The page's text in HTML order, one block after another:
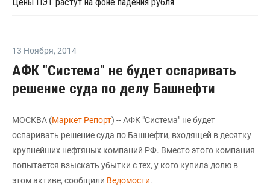
13 Ноября, 2014
АФК "Система" не будет оспаривать
решение суда по делу Башнефти
МОСКВА (Маркет Репорт) -- АФК "Система" не будет
оспаривать решение суда по Башнефти, входящей в десятку
крупнейших нефтяных компаний РФ. Вместо этого компания
попытается взыскать убытки с тех, у кого купила долю в
этом активе, сообщили Ведомости.